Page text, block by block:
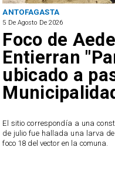
ANTOFAGASTA
5 De Agosto De 2026
Foco de
Entierran
ubicado a
El sitio correspondía a una
de julio fue hallada una larva
foco 18 del vector en la comuna.